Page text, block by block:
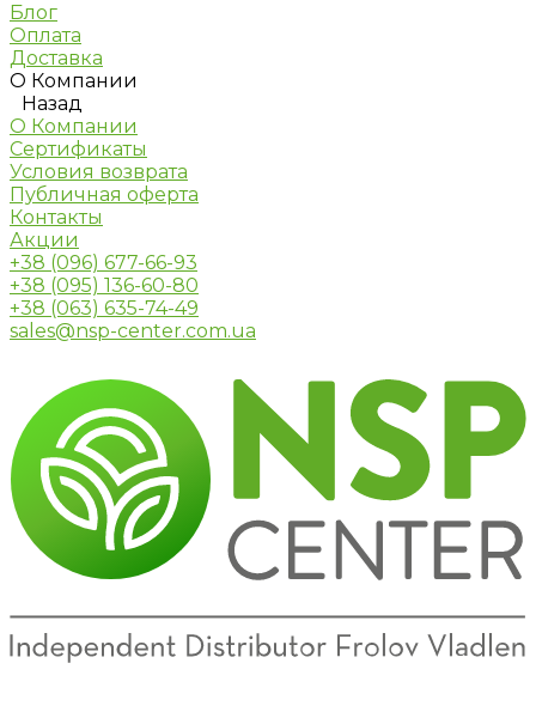
Блог
Оплата
Доставка
О Компании
Назад
О Компании
Сертификаты
Условия возврата
Публичная оферта
Контакты
Акции
+38 (096) 677-66-93
+38 (095) 136-60-80
+38 (063) 635-74-49
sales@nsp-center.com.ua